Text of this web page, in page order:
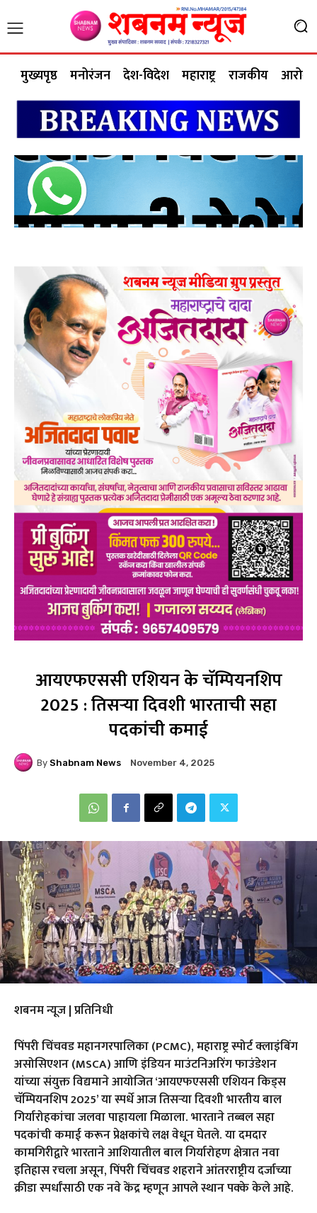
मुख्यपृष्ठ मनोरंजन देश-विदेश महाराष्ट्र राजकीय आरोग्य
आयएफएससी एशियन के चॅम्पियनशिप
2025 : तिसऱ्या दिवशी भारताची सहा
पदकांची कमाई
By Shabnam News November 4, 2025
शबनम न्यूज | प्रतिनिधी
पिंपरी चिंचवड महानगरपालिका (PCMC), महाराष्ट्र स्पोर्ट क्लाइंबिंग
असोसिएशन (MSCA) आणि इंडियन माउंटनिअरिंग फाउंडेशन
यांच्या संयुक्त विद्यमाने आयोजित ‘आयएफएससी एशियन किड्स
चॅम्पियनशिप 2025’ या स्पर्धे आज तिसऱ्या दिवशी भारतीय बाल
गिर्यारोहकांचा जलवा पाहायला मिळाला. भारताने तब्बल सहा
पदकांची कमाई करून प्रेक्षकांचे लक्ष वेधून घेतले. या दमदार
कामगिरीद्वारे भारताने आशियातील बाल गिर्यारोहण क्षेत्रात नवा
इतिहास रचला असून, पिंपरी चिंचवड शहराने आंतरराष्ट्रीय दर्जाच्या
क्रीडा स्पर्धांसाठी एक नवे केंद्र म्हणून आपले स्थान पक्के केले आहे.